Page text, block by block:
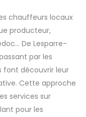
chauffeurs locaux
producteur,
De Lesparre-
par les
font découvrir leur
Cette approche
services sur
pour les